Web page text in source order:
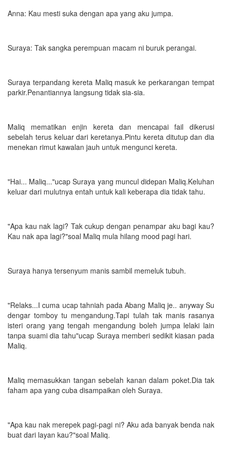
Anna: Kau mesti suka dengan apa yang aku jumpa.
Suraya: Tak sangka perempuan macam ni buruk perangai.
Suraya terpandang kereta Maliq masuk ke perkarangan tempat
parkir.Penantiannya langsung tidak sia-sia.
Maliq mematikan enjin kereta dan mencapai fail dikerusi
sebelah terus keluar dari keretanya.Pintu kereta ditutup dan dia
menekan rimut kawalan jauh untuk mengunci kereta.
"Hai... Maliq..."ucap Suraya yang muncul didepan Maliq.Keluhan
keluar dari mulutnya entah untuk kali keberapa dia tidak tahu.
"Apa kau nak lagi? Tak cukup dengan penampar aku bagi kau?
Kau nak apa lagi?"soal Maliq mula hilang mood pagi hari.
Suraya hanya tersenyum manis sambil memeluk tubuh.
"Relaks...I cuma ucap tahniah pada Abang Maliq je.. anyway Su
dengar tomboy tu mengandung.Tapi tulah tak manis rasanya
isteri orang yang tengah mengandung boleh jumpa lelaki lain
tanpa suami dia tahu"ucap Suraya memberi sedikit kiasan pada
Maliq.
Maliq memasukkan tangan sebelah kanan dalam poket.Dia tak
faham apa yang cuba disampaikan oleh Suraya.
"Apa kau nak merepek pagi-pagi ni? Aku ada banyak benda nak
buat dari layan kau?"soal Maliq.